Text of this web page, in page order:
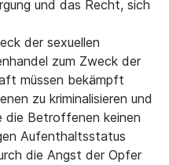
und das Recht, sich
der sexuellen
zum Zweck der
müssen bekämpft
zu kriminalisieren und
die Betroffenen keinen
Aufenthaltsstatus
die Angst der Opfer